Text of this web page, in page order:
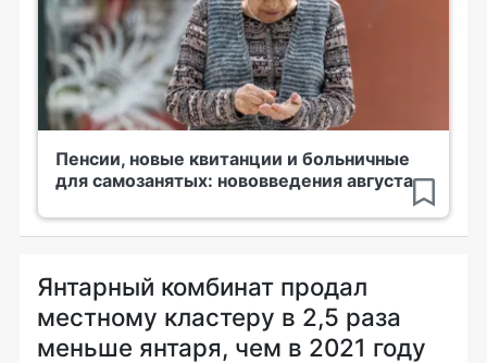
Пенсии, новые квитанции и больничные
для самозанятых: нововведения августа
Янтарный комбинат продал
местному кластеру в 2,5 раза
меньше янтаря, чем в 2021 году